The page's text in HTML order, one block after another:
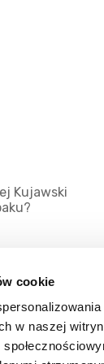
cookie
w naszej
Kujawski
serwisu
RSS